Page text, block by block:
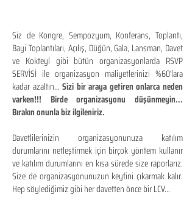
Siz de Kongre, Sempozyum, Konferans, Toplantı,
Bayi Toplantıları, Açılış, Düğün, Gala, Lansman, Davet
ve Kokteyl gibi bütün organizasyonlarda RSVP
SERVİSİ ile organizasyon maliyetlerinizi %60'lara
kadar azaltın...Sizi bir araya getiren onlarca neden
varken!!! Birde organizasyonu düşünmeyin...
Bırakın onunla biz ilgileniriz.
Davetlilerinizin organizasyonunuza katılım
durumlarını netleştirmek için birçok yöntem kullanır
ve katılım durumlarını en kısa sürede size raporlarız.
Size de organizasyonunuzun keyfini çıkarmak kalır.
Hep söylediğimiz gibi her davetten önce bir LCV...